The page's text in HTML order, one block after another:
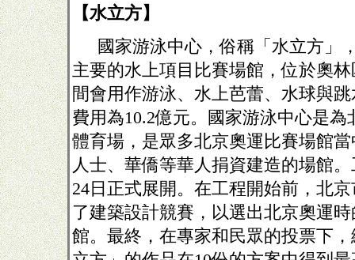
【水立方】
國家游泳中心，俗稱「水立方」
主要的水上項目比賽場館，位於奧
間會用作游泳、水上芭蕾、水球與
費用為10.2億元。國家游泳中心是為
體育場，是眾多北京奧運比賽場館
人士、華僑等華人捐資建造的場館
24日正式展開。在工程開始前，北
了建築設計競賽，以選出北京奧運
館。最終，在專家和民眾的投票下